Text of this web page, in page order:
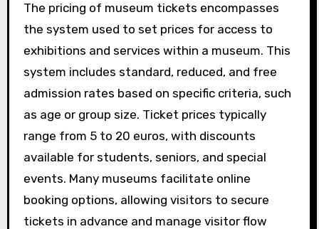
The pricing of museum tickets encompasses
the system used to set prices for access to
exhibitions and services within a museum. This
system includes standard, reduced, and free
admission rates based on specific criteria, such
as age or group size. Ticket prices typically
range from 5 to 20 euros, with discounts
available for students, seniors, and special
events. Many museums facilitate online
booking options, allowing visitors to secure
tickets in advance and manage visitor flow